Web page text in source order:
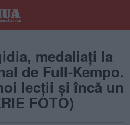
medaliați la
de Full-Kempo.
lecții și încă un
FOTO)